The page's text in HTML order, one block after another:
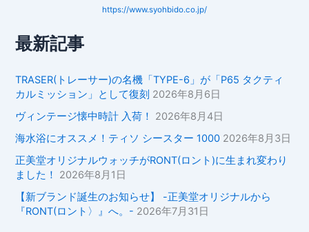
https://www.syohbido.co.jp/
最新記事
TRASER(トレーサー)の名機「TYPE-6」が「P65 タクティ
カルミッション」として復刻 2026年8月6日
ヴィンテージ懐中時計 入荷！
2026年8月4日
海水浴にオススメ！ティソ シースター 1000 2026年8月3日
正美堂オリジナルウォッチがRONT(ロント)に生まれ変わり
ました！
2026年8月1日
【新ブランド誕生のお知らせ】 -正美堂オリジナルから
『RONT(ロント〉』へ。- 2026年7月31日